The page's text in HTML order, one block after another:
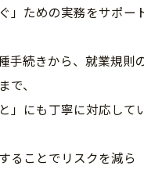
」ための実務をサポー
手続きから、就業規則
、
」にも丁寧に対応して
ることでリスクを減ら